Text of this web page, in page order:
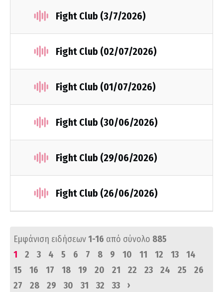
Fight Club (3/7/2026)
Fight Club (02/07/2026)
Fight Club (01/07/2026)
Fight Club (30/06/2026)
Fight Club (29/06/2026)
Fight Club (26/06/2026)
Εμφάνιση ειδήσεων1-16 από σύνολο 885
1
2 3 4 5 6 7 8 9 10 11 12 13
14
15
16 17 18 19 20 21 22 23 24 25
26
27
28 29 30 31 32 33 ›